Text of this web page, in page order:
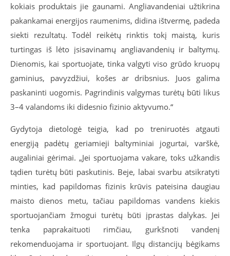
kokiais produktais jie gaunami. Angliavandeniai užtikrina
pakankamai energijos raumenims, didina ištvermę, padeda
siekti rezultatų. Todėl reikėtų rinktis tokį maistą, kuris
turtingas iš lėto įsisavinamų angliavandenių ir baltymų.
Dienomis, kai sportuojate, tinka valgyti viso grūdo kruopų
gaminius, pavyzdžiui, košes ar dribsnius. Juos galima
paskaninti uogomis. Pagrindinis valgymas turėtų būti likus
3–4 valandoms iki didesnio fizinio aktyvumo.“
Gydytoja dietologė teigia, kad po treniruotės atgauti
energiją padėtų geriamieji baltyminiai jogurtai, varškė,
augaliniai gėrimai. „Jei sportuojama vakare, toks užkandis
tądien turėtų būti paskutinis. Beje, labai svarbu atsikratyti
minties, kad papildomas fizinis krūvis pateisina daugiau
maisto dienos metu, tačiau papildomas vandens kiekis
sportuojančiam žmogui turėtų būti įprastas dalykas. Jei
tenka paprakaituoti rimčiau, gurkšnoti vandenį
rekomenduojama ir sportuojant. Ilgų distancijų bėgikams